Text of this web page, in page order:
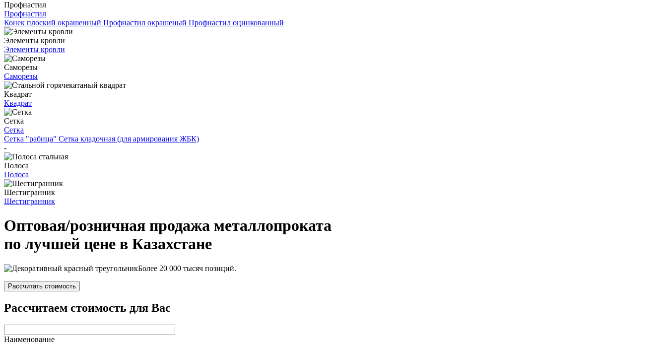
Профнастил
Профнастил
Конек плоский окрашенный Профнастил окрашеный Профнастил оцинкованный
Элементы кровли
Элементы кровли
Саморезы
Саморезы
Квадрат
Квадрат
Сетка
Сетка
Сетка "рабица" Сетка кладочная (для армирования ЖБК)
-
Полоса
Полоса
Шестигранник
Шестигранник
Оптовая/розничная продажа металлопроката
по лучшей цене в Казахстане
Более 20 000 тысяч позиций.
Рассчитать стоимость
Рассчитаем стоимость для Вас
Наименование